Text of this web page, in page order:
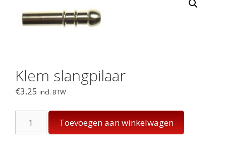
Klem slangpilaar
€3.25 incl. BTW
slangpilaar
Toevoegen aan winkelwagen